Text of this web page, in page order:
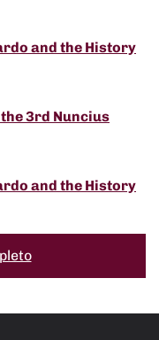
and the History
3rd Nuncius
and the History